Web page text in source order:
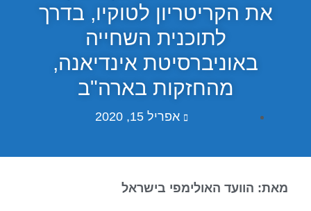
את הקריטריון לטוקיו, בדרך
לתוכנית השחייה
באוניברסיטת אינדיאנה,
מהחזקות בארה"ב
אפריל 15, 2020
מאת: הוועד האולימפי בישראל